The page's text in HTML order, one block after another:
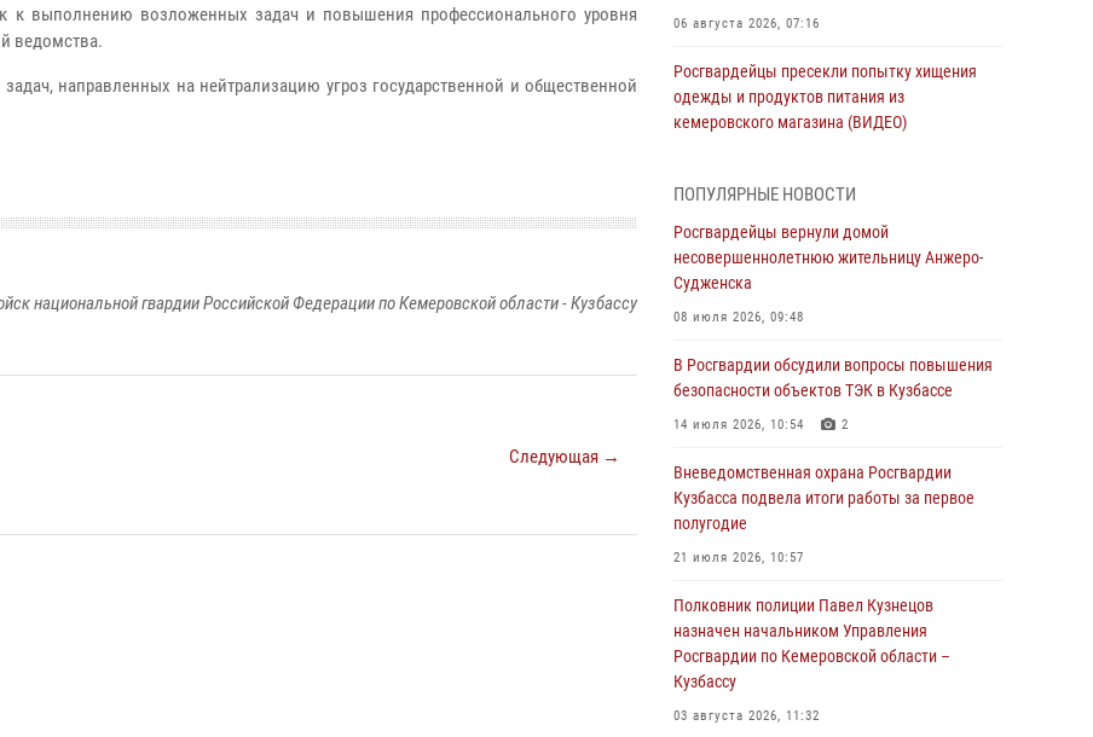
к выполнению возложенных задач и повышения профессионального уровня
ведомства.
направленных на нейтрализацию угроз государственной и общественной
национальной гвардии Российской Федерации по Кемеровской области - Кузбассу
Следующая →
06 августа 2026, 07:16
Росгвардейцы пресекли попытку хищения
одежды и продуктов питания из
кемеровского магазина (ВИДЕО)
В Кузбассе стартовал чемпионат Сибирского
ордена Жукова округа Росгвардии по
служебно-боевой стрельбе
05 августа 2026, 10:53
дебошира, устроившего конфликт в
медицинском учреждении
05 августа 2026, 09:30
Росгвардейцы задержали участника драки,
причинившего побои оппоненту
05 августа 2026, 08:50
общественного порядка на городском пляже
05 августа 2026, 08:10
Росгвардейцы в Юрге пресекли попытку
проникновения на территорию частного
ПОПУЛЯРНЫЕ НОВОСТИ
Росгвардейцы вернули домой
несовершеннолетнюю жительницу Анжеро-
Судженска
08 июля 2026, 09:48
В Росгвардии обсудили вопросы повышения
безопасности объектов ТЭК в Кузбассе
14 июля 2026, 10:54 2
Вневедомственная охрана Росгвардии
Кузбасса подвела итоги работы за первое
полугодие
21 июля 2026, 10:57
Полковник полиции Павел Кузнецов
назначен начальником Управления
Росгвардии по Кемеровской области –
Кузбассу
03 августа 2026, 11:32